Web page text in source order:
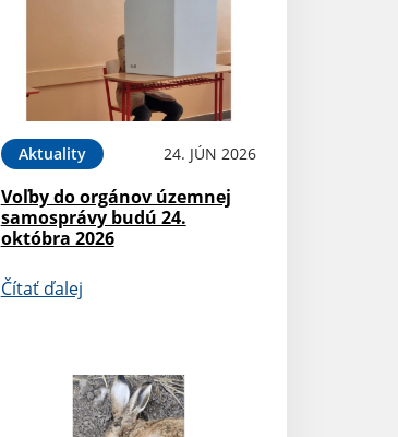
Aktuality 24. JÚN 2026
Voľby do orgánov územnej
samosprávy budú 24.
októbra 2026
Čítať ďalej